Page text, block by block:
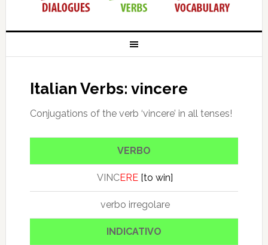
Italian Verbs: vincere
Conjugations of the verb ‘vincere’ in all tenses!
VERBO
VINCERE [to win]
verbo irregolare
INDICATIVO